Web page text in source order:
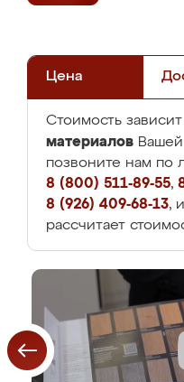
Цена
Стоимость
материалов
позвоните нам по
8 (800) 511-89-55,
8 (926) 409-68-13,
рассчитает